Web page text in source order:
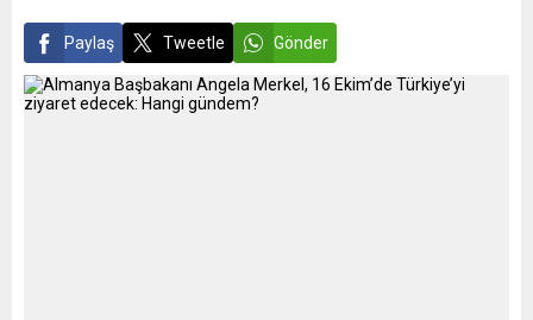
Paylaş Tweetle Gönder